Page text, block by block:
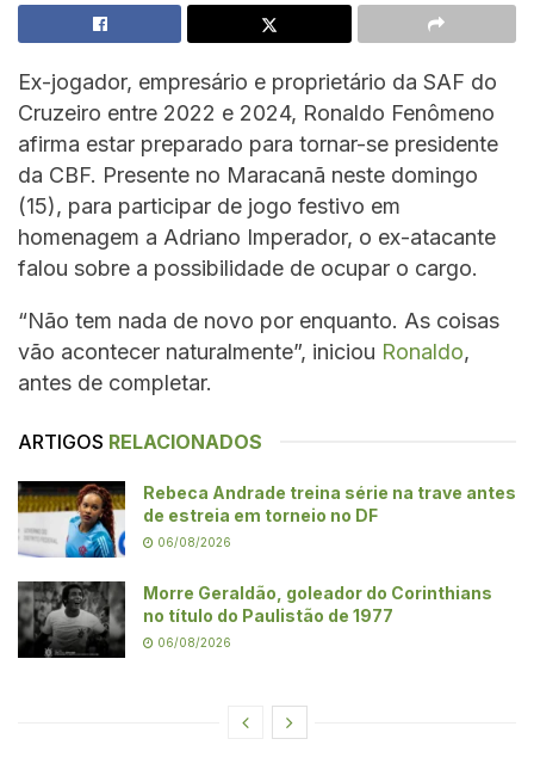
Ex-jogador, empresário e proprietário da SAF do
Cruzeiro entre 2022 e 2024, Ronaldo Fenômeno
afirma estar preparado para tornar-se presidente
da CBF. Presente no Maracanã neste domingo
(15), para participar de jogo festivo em
homenagem a Adriano Imperador, o ex-atacante
falou sobre a possibilidade de ocupar o cargo.
“Não tem nada de novo por enquanto. As coisas
vão acontecer naturalmente”, iniciou Ronaldo,
antes de completar.
ARTIGOS RELACIONADOS
Rebeca Andrade treina série na trave antes
de estreia em torneio no DF
06/08/2026
Morre Geraldão, goleador do Corinthians
no título do Paulistão de 1977
06/08/2026